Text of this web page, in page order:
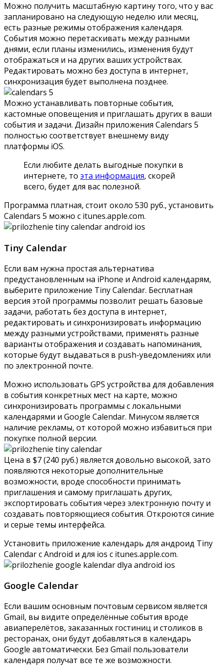
Можно получить масштабную картину того, что у вас
запланировано на следующую неделю или месяц,
есть разные режимы отображения календаря.
События можно перетаскивать между разными
днями, если планы изменились, изменения будут
отображаться и на других ваших устройствах.
Редактировать можно без доступа в интернет,
синхронизация будет выполнена позднее.
Можно устанавливать повторные события,
кастомные оповещения и приглашать других в ваши
события и задачи. Дизайн приложения Calendars 5
полностью соответствует внешнему виду
платформы iOS.
Если любите делать выгодные покупки в
интернете, то эта информация, скорей
всего, будет для вас полезной.
Программа платная, стоит около 530 руб., установить
Calendars 5 можно с itunes.apple.com.
Tiny Calendar
Если вам нужна простая альтернатива
предустановленным на iPhone и Android календарям,
выберите приложение Tiny Calendar. Бесплатная
версия этой программы позволит решать базовые
задачи, работать без доступа в интернет,
редактировать и синхронизировать информацию
между разными устройствами, применять разные
варианты отображения и создавать напоминания,
которые будут выдаваться в push-уведомлениях или
по электронной почте.
Можно использовать GPS устройства для добавления
в события конкретных мест на карте, можно
синхронизировать программы с локальными
календарями и Google Calendar. Минусом является
наличие рекламы, от которой можно избавиться при
покупке полной версии.
Цена в $7 (240 руб.) является довольно высокой, зато
появляются некоторые дополнительные
возможности, вроде способности принимать
приглашения и самому приглашать других,
экспортировать события через электронную почту и
создавать повторяющиеся события. Откроются синие
и серые темы интерфейса.
Установить приложение календарь для андроид Tiny
Calendar сAndroid и для ios с itunes.apple.com.
Google Calendar
Если вашим основным почтовым сервисом является
Gmail, вы видите определённые события вроде
авиаперелётов, заказанных гостиниц и столиков в
ресторанах, они будут добавляться в календарь
Google автоматически. Без Gmail пользователи
календаря получат все те же возможности.